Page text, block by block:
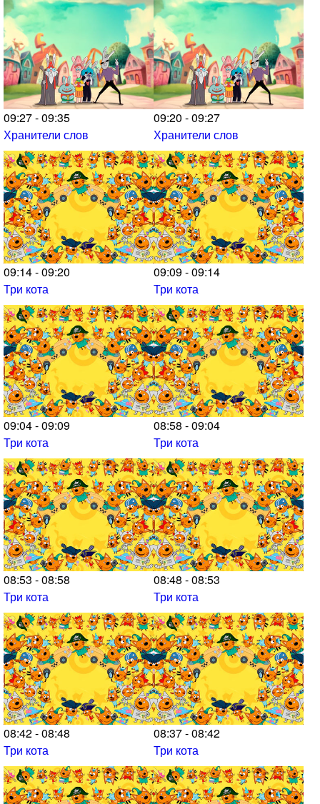
09:27 - 09:35
Хранители слов
09:20 - 09:27
Хранители слов
09:14 - 09:20
Три кота
09:09 - 09:14
Три кота
09:04 - 09:09
Три кота
08:58 - 09:04
Три кота
08:53 - 08:58
Три кота
08:48 - 08:53
Три кота
08:42 - 08:48
Три кота
08:37 - 08:42
Три кота